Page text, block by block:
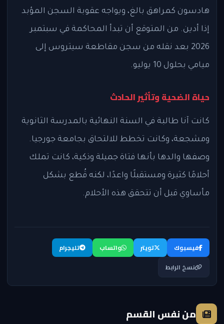
هادسون كمراهق بالغ، ويواجه عقوبة السجن المؤبد
إذا أدين. من المتوقع أن تبدأ المحاكمة في سبتمبر
2026 بعد نقله من سجن مقاطعة سيتروس إلى
ميامي بحلول 10 يوليو.
حياة الضحية وتأثير الحادث
كانت آنا طالبة في السنة النهائية بالمدرسة الثانوية
ومشجعة، وكانت تخطط للالتحاق بجامعة جورجيا.
وصفها والدها بأنها فتاة جميلة وذكية، كانت تملك
أحلامًا كثيرة ومستقبلًا واعدًا، لكنه قُطع بشكل
مأساوي قبل أن تتحقق هذه الأحلام.
فيسبوك تويتر واتساب
تليجرام
نسخ الرابط
من نفس القسم